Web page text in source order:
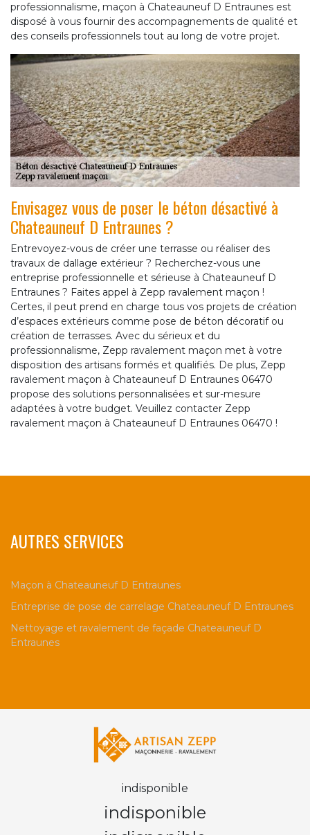
professionnalisme, maçon à Chateauneuf D Entraunes est
disposé à vous fournir des accompagnements de qualité et
des conseils professionnels tout au long de votre projet.
Envisagez vous de poser le béton désactivé à
Chateauneuf D Entraunes ?
Entrevoyez-vous de créer une terrasse ou réaliser des
travaux de dallage extérieur ? Recherchez-vous une
entreprise professionnelle et sérieuse à Chateauneuf D
Entraunes ? Faites appel à Zepp ravalement maçon !
Certes, il peut prend en charge tous vos projets de création
d’espaces extérieurs comme pose de béton décoratif ou
création de terrasses. Avec du sérieux et du
professionnalisme, Zepp ravalement maçon met à votre
disposition des artisans formés et qualifiés. De plus, Zepp
ravalement maçon à Chateauneuf D Entraunes 06470
propose des solutions personnalisées et sur-mesure
adaptées à votre budget. Veuillez contacter Zepp
ravalement maçon à Chateauneuf D Entraunes 06470 !
AUTRES SERVICES
Maçon à Chateauneuf D Entraunes
Entreprise de pose de carrelage Chateauneuf D Entraunes
Nettoyage et ravalement de façade Chateauneuf D
Entraunes
indisponible
indisponible